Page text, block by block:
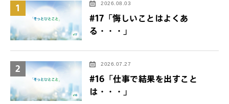
1 2026.08.03
#17「悔しいことはよくあ
る・・・」
2 2026.07.27
#16「仕事で結果を出すこと
は・・・」